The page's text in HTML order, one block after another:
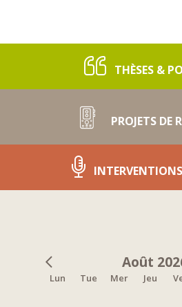
THÈSES &
PROJETS DE
Août
Lun Tue Mer Jeu